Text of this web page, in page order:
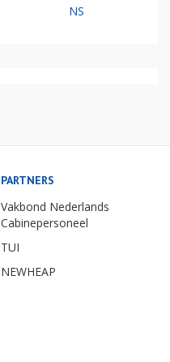
NS
PARTNERS
Vakbond Nederlands
Cabinepersoneel
TUI
NEWHEAP